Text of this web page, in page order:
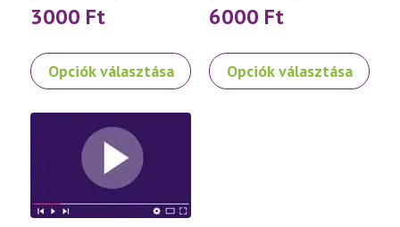
3000 Ft
Opciók választása
Ennek
a
variációja
változatok
6000 Ft
Opciók választása
Ennek
a